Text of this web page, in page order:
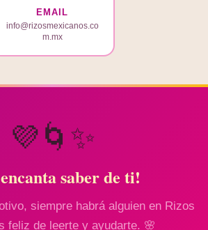
EMAIL
info@rizosmexicanos.co
m.mx
💜🌀✨
encanta saber de ti!
siempre habrá alguien en Rizos
feliz de leerte y ayudarte. 🌸